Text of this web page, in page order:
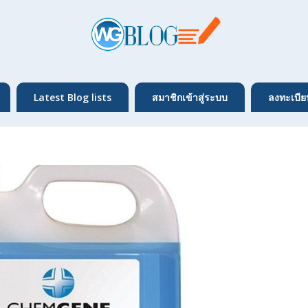
Latest Blog lists สมาชิกเข้าสู่ระบบ ลงทะเบี